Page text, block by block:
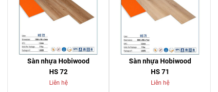
Sàn nhựa Hobiwood
HS 72
Liên hệ
Sàn nhựa Hobiwood
HS 71
Liên hệ